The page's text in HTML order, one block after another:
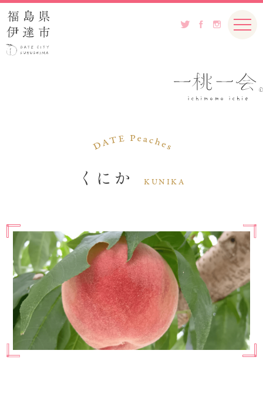
くにか KUNIKA